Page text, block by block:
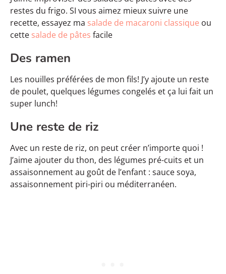
restes du frigo. SI vous aimez mieux suivre une
recette, essayez ma salade de macaroni classique ou
cette salade de pâtes facile
Des ramen
Les nouilles préférées de mon fils! J’y ajoute un reste
de poulet, quelques légumes congelés et ça lui fait un
super lunch!
Une reste de riz
Avec un reste de riz, on peut créer n’importe quoi !
J’aime ajouter du thon, des légumes pré-cuits et un
assaisonnement au goût de l’enfant : sauce soya,
assaisonnement piri-piri ou méditerranéen.